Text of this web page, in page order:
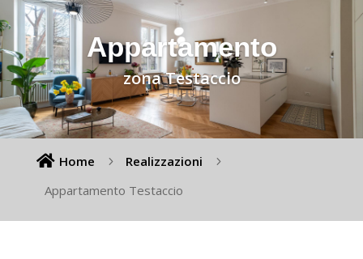
Appartamento
zona Testaccio
 Home 5 Realizzazioni 5
Appartamento Testaccio